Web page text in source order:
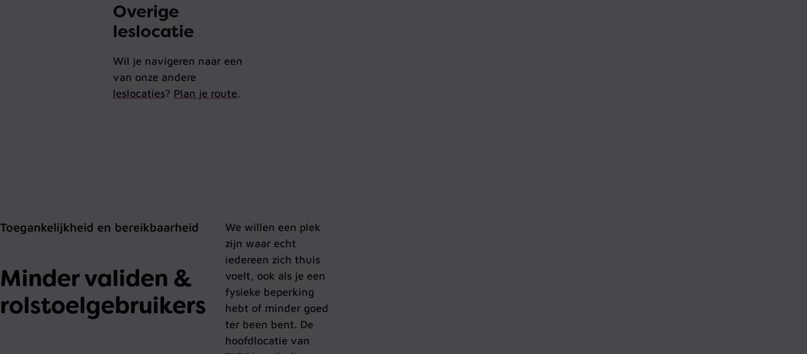
Overige
leslocatie
Wil je navigeren naar een
van onze andere
leslocaties? Plan je route.
Minder validen &
rolstoelgebruikers
Toegankelijkheid en bereikbaarheid
We willen een plek
zijn waar echt
iedereen zich thuis
voelt, ook als je een
fysieke beperking
hebt of minder goed
ter been bent. De
hoofdlocatie van